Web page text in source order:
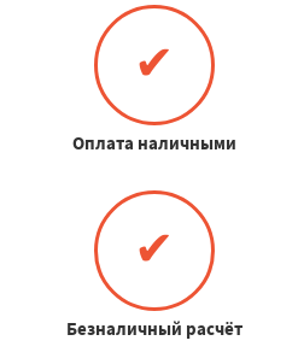
✔
Оплата наличными
✔
Безналичный расчёт